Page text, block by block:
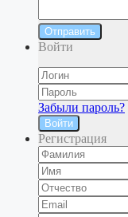
Отправить
Войти
Забыли пароль?
Войти
Регистрация